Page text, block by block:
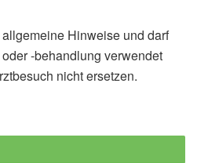
Anstey: Change in visual
year period predicts
Hinweise und darf
-behandlung verwendet
nicht ersetzen.